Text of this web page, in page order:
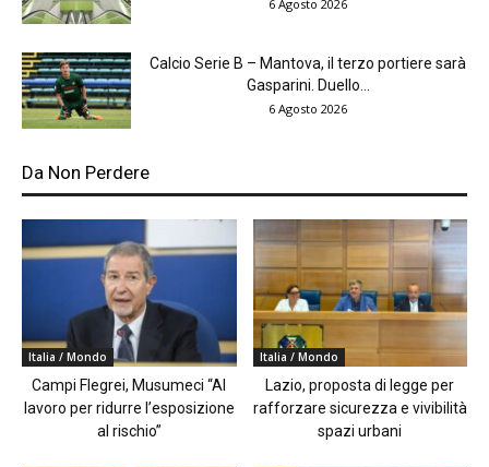
6 Agosto 2026
Calcio Serie B – Mantova, il terzo portiere sarà
Gasparini. Duello...
6 Agosto 2026
Da Non Perdere
Italia / Mondo
Campi Flegrei, Musumeci “Al
lavoro per ridurre l’esposizione
al rischio”
Italia / Mondo
Lazio, proposta di legge per
rafforzare sicurezza e vivibilità
spazi urbani